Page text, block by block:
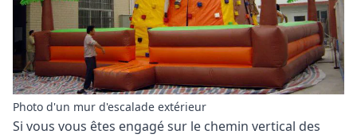
Photo d'un mur d'escalade extérieur
Si vous vous êtes engagé sur le chemin vertical des